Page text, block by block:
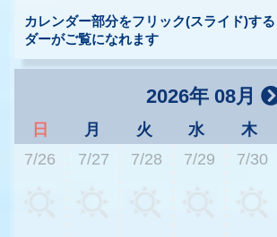
カレンダー部分をフリック(スライド)す
ダーがご覧になれます
2026年 08月
日 月 火 水 木
7/26
7/27 7/28 7/29 7/30